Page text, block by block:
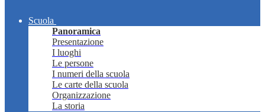
Scuola
Panoramica
Presentazione
I luoghi
Le persone
I numeri della scuola
Le carte della scuola
Organizzazione
La storia